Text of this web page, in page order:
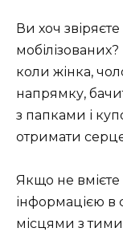
Ви хоч
коли жінка,
напрямку,
з папками і
отримати
Якщо не
інформацією в
місцями з